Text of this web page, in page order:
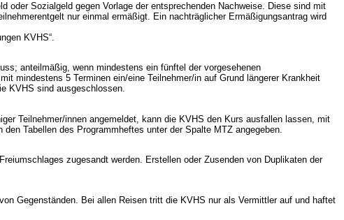
oder Sozialgeld gegen Vorlage der entsprechenden Nachweise. Diese sind mit
nur einmal ermäßigt. Ein nachträglicher Ermäßigungsantrag wird
KVHS“.
anteilmäßig, wenn mindestens ein fünftel der vorgesehenen
mindestens 5 Terminen ein/eine Teilnehmer/in auf Grund längerer Krankheit
KVHS sind ausgeschlossen.
Teilnehmer/innen angemeldet, kann die KVHS den Kurs ausfallen lassen, mit
Tabellen des Programmheftes unter der Spalte MTZ angegeben.
zugesandt werden. Erstellen oder Zusenden von Duplikaten der
Gegenständen. Bei allen Reisen tritt die KVHS nur als Vermittler auf und haftet